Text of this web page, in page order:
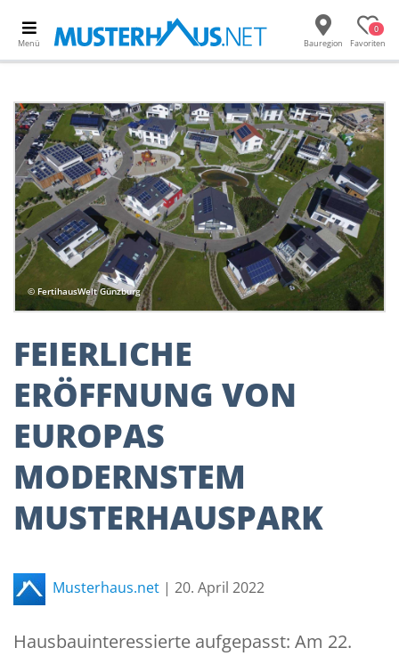
Menü Bauregion
0
Favoriten
© FertihausWelt Günzburg
FEIERLICHE
ERÖFFNUNG VON
EUROPAS
MODERNSTEM
MUSTERHAUSPARK
Musterhaus.net | 20. April 2022
Hausbauinteressierte aufgepasst: Am 22.